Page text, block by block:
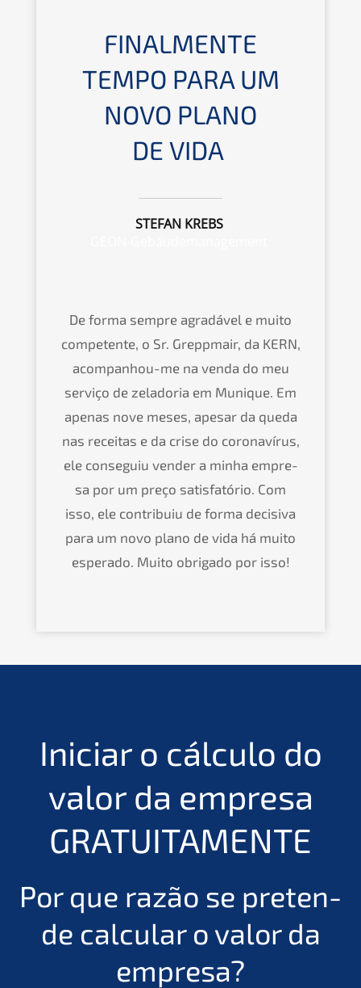
FINAL­MEN­TE
TEMPO PARA UM
NOVO PLANO
DE VIDA
STEFAN KREBS
De forma sempre agradá­vel e muito
compe­ten­te, o Sr. Grepp­mair, da KERN
acomp­an­hou-me na venda do meu
servi­ço de zelado­ria em Munique. Em
apenas nove meses, apesar da queda
nas receitas e da crise do corona­ví­rus,
ele conse­guiu vender a minha empre­
sa por um preço satis­fa­tório. Com
isso, ele contri­buiu de forma decisi­va
para um novo plano de vida há muito
espera­do. Muito obriga­do por isso!
Inici­ar o cálcu­lo do
valor da empre­sa
GRATUITAMENTE
Por que razão se preten­
de calcu­lar o valor da
empresa?